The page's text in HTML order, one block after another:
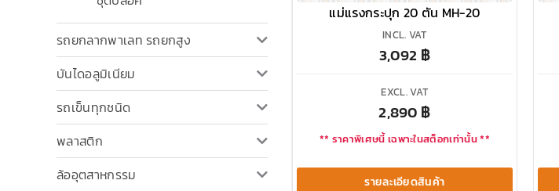
รถยกลากพาเลท รถยกสูง
บันไดอลูมิเนียม
รถเข็นทุกชนิด
พลาสติก
ล้ออุตสาหกรรม
แม่แรงกระปุก 20 ตัน MH-20
INCL. VAT
3,092 ฿
EXCL. VAT
2,890 ฿
** ราคาพิเศษนี้ เฉพาะในสต็อกเท่านั้น **
รายละเอียดสินค้า